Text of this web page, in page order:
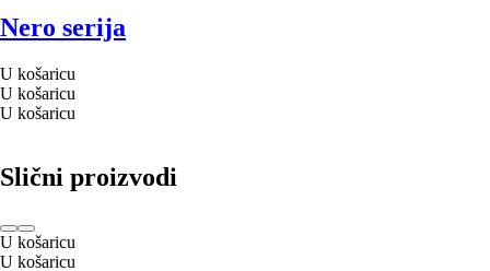
Nero serija
U košaricu
U košaricu
U košaricu
Slični proizvodi
U košaricu
U košaricu